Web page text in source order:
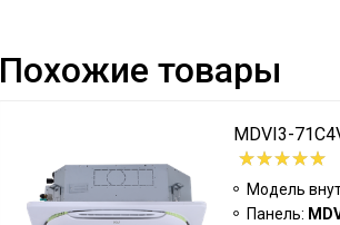
Похожие товары
MDVI3-
Модель
Панель: